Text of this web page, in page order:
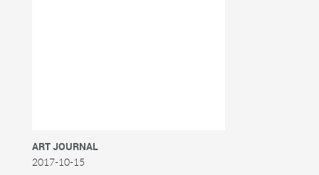
ART JOURNAL
2017-10-15